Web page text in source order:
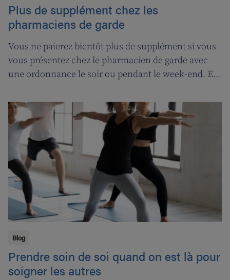
Plus de supplément chez les
pharmaciens de garde
Vous ne paierez bientôt plus de supplément si vous
vous présentez chez le pharmacien de garde avec
une ordonnance le soir ou pendant le week-end. En
sera introduite pour les pharmaciens de garde.
Blog
Prendre soin de soi quand on est là pour
soigner les autres